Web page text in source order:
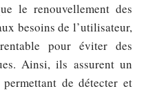
le renouvellement des
besoins de l’utilisateur,
pour éviter des
Ainsi, ils assurent un
de détecter et